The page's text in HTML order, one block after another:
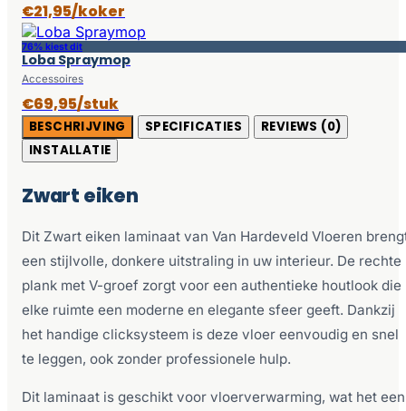
€21,95/koker
76% kiest dit
Loba Spraymop
Accessoires
€69,95/stuk
BESCHRIJVING SPECIFICATIES
REVIEWS (0)
INSTALLATIE
Zwart eiken
Dit Zwart eiken laminaat van Van Hardeveld Vloeren
een stijlvolle, donkere uitstraling in uw interieur. De rechte
plank met V-groef zorgt voor een authentieke houtlook die
elke ruimte een moderne en elegante sfeer geeft. Dankzij
het handige clicksysteem is deze vloer eenvoudig en snel
te leggen, ook zonder professionele hulp.
Dit laminaat is geschikt voor vloerverwarming, wat het een